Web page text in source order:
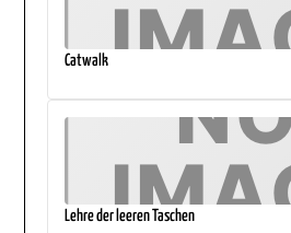
Catwalk
Lehre der leeren Taschen